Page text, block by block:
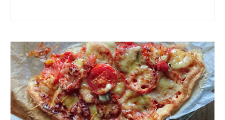
Cosmos
Zinnia
Oeillet d’inde